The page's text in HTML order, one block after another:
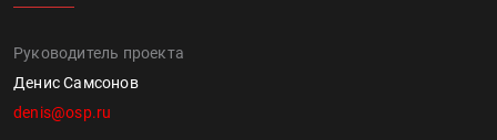
Руководитель проекта
Денис Самсонов
denis@osp.ru